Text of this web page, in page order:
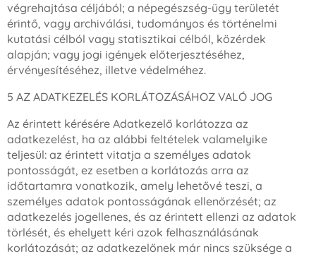
végrehajtása céljából; a népegészség-ügy területét
érintő, vagy archiválási, tudományos és történelmi
kutatási célból vagy statisztikai célból, közérdek
alapján; vagy jogi igények előterjesztéséhez,
érvényesítéséhez, illetve védelméhez.
5 AZ ADATKEZELÉS KORLÁTOZÁSÁHOZ VALÓ JOG
Az érintett kérésére Adatkezelő korlátozza az
adatkezelést, ha az alábbi feltételek valamelyike
teljesül: az érintett vitatja a személyes adatok
pontosságát, ez esetben a korlátozás arra az
időtartamra vonatkozik, amely lehetővé teszi, a
személyes adatok pontosságának ellenőrzését; az
adatkezelés jogellenes, és az érintett ellenzi az adatok
törlését, és ehelyett kéri azok felhasználásának
korlátozását; az adatkezelőnek már nincs szüksége a